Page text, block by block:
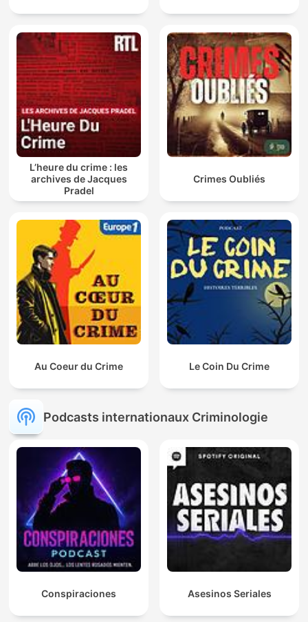
L’heure du crime : les
archives de Jacques
Pradel
Crimes Oubliés
Au Coeur du Crime Le Coin Du Crime
Podcasts internationaux Criminologie
Conspiraciones Asesinos Seriales